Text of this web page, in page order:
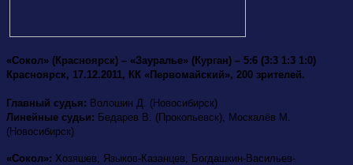
«Сокол» (Красноярск) – «Зауралье» (Курган) – 5:6 (3:3 1:3 1:0)
Красноярск, 17.12.2011, КК «Первомайский», 200 зрителей.
Главный судья: Волошин Д. (Новосибирск)
Линейные судьи: Бедарев В. (Прокопьевск), Москалёв М.
(Новосибирск)
«Сокол»: Хозяшев,
Языков-Казанцев, Богдашкин-Васильев-